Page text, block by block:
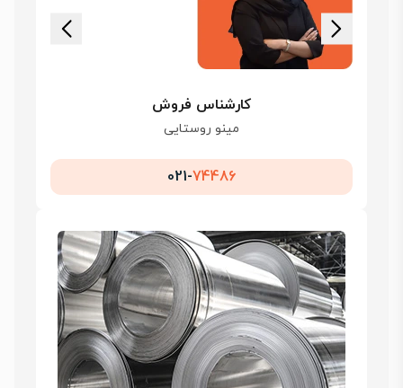
کارشناس فروش
مینو روستایی
021-74486